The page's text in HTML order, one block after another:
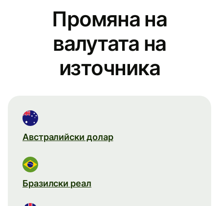
Промяна на
валутата на
източника
Австралийски долар
Бразилски реал